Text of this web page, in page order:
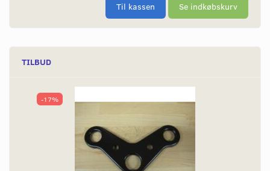
Til kassen Se indkøbskurv
TILBUD
-17%